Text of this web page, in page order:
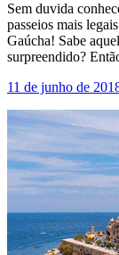
Sem duvida
passeios mais
Gaúcha! Sabe
surpreendido?
11 de junho de